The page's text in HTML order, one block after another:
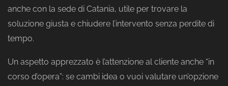
anche con la sede di Catania, utile per trovare la
soluzione giusta e chiudere l’intervento senza perdite di
tempo.
Un aspetto apprezzato è l’attenzione al cliente anche “in
corso d’opera”: se cambi idea o vuoi valutare un’opzione